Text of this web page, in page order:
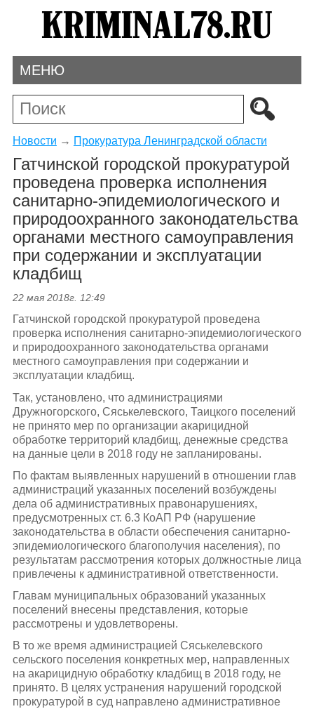
МЕНЮ
Новости → Прокуратура Ленинградской области
Гатчинской городской прокуратурой
проведена проверка исполнения
санитарно-эпидемиологического и
природоохранного законодательства
органами местного самоуправления
при содержании и эксплуатации
кладбищ
22 мая 2018г. 12:49
Гатчинской городской прокуратурой проведена
проверка исполнения санитарно-эпидемиологического
и природоохранного законодательства органами
местного самоуправления при содержании и
эксплуатации кладбищ.
Так, установлено, что администрациями
Дружногорского, Сяськелевского, Таицкого поселений
не принято мер по организации акарицидной
обработке территорий кладбищ, денежные средства
на данные цели в 2018 году не запланированы.
По фактам выявленных нарушений в отношении глав
администраций указанных поселений возбуждены
дела об административных правонарушениях,
предусмотренных ст. 6.3 КоАП РФ (нарушение
законодательства в области обеспечения санитарно-
эпидемиологического благополучия населения), по
результатам рассмотрения которых должностные лица
привлечены к административной ответственности.
Главам муниципальных образований указанных
поселений внесены представления, которые
рассмотрены и удовлетворены.
В то же время администрацией Сяськелевского
сельского поселения конкретных мер, направленных
на акарицидную обработку кладбищ в 2018 году, не
принято. В целях устранения нарушений городской
прокуратурой в суд направлено административное